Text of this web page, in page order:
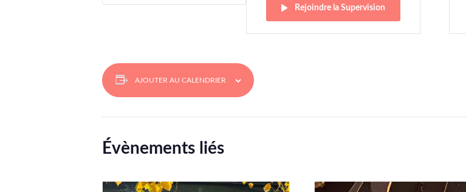
Rejoindre la Supervision
AJOUTER AU CALENDRIER
Évènements liés